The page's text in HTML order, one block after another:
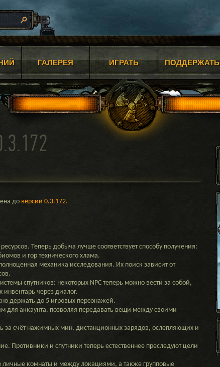
ГАЛЕРЕЯ ИГРАТЬ ПОДДЕРЖАТЬ
до версии 0.3.172.
Теперь добыча лучше соответствует способу получения:
и гор технического хлама.
механика исследования. Их поиск зависит от
спутников: некоторых NPC теперь можно вести за собой,
инвентарь через диалог.
держать до 5 игровых персонажей.
для аккаунта, позволяя передавать вещи между своими
за счёт нажимных мин, дистанционных зарядов, ослепляющих и
Противники и спутники теперь естественнее преследуют цели
комнаты и между локациями, а также групповые